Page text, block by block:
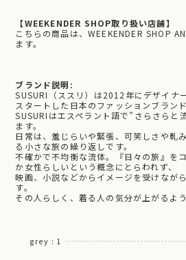
【WEEKENDER SHOP取り扱い店舗】
こちらの商品は、WEEKENDER SHOP
ます。
ブランド説明:
SUSURI（ススリ）は2012年にデザイナ
スタートした日本のファッションブランド
SUSURIはエスペラント語で”さらさらと
ます。
日常は、羞じらいや緊張、可笑しさや軋
る小さな旅の繰り返しです。
不確かで不均衡な流体。『日々の旅』を
か女性らしいという概念にとらわれず、
映画、小説などからイメージを受けなが
す。
その人らしく、着る人の気分が上がるよ
grey : 1